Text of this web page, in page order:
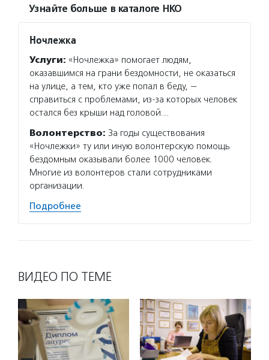
Узнайте больше в каталоге НКО
Ночлежка
Услуги: «Ночлежка» помогает людям,
оказавшимся на грани бездомности, не оказаться
на улице, а тем, кто уже попал в беду, —
справиться с проблемами, из-за которых человек
остался без крыши над головой.…
Волонтерство: За годы существования
«Ночлежки» ту или иную волонтерскую помощь
бездомным оказывали более 1000 человек.
Многие из волонтеров стали сотрудниками
организации.
Подробнее
ВИДЕО ПО ТЕМЕ